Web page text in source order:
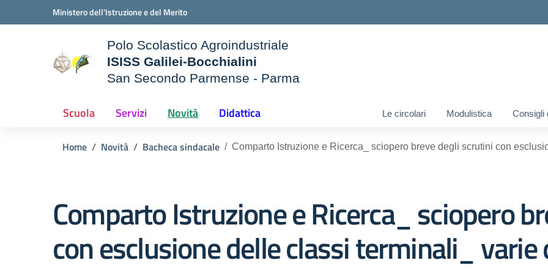
Vai ai contenuti
Vai al menu di navigazioneMinistero dell'Istruzione e del Merito
Polo Scolastico Agroindustriale
ISISS Galilei-Bocchialini
San Secondo Parmense - Parma
Scuola Servizi Novità Didattica Le circolari Modulistica Consigli
Home Novità Bacheca sindacale Comparto Istruzione e Ricerca_ sciopero breve degli scrutini con
Comparto Istruzione e Ricerca_ sciopero
con esclusione delle classi terminali_ varie